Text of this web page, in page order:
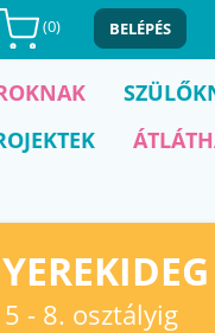
(0) BELÉPÉS
5 - 8. osztályig